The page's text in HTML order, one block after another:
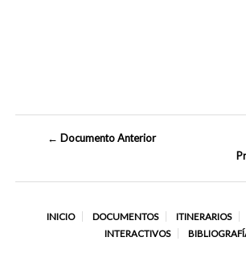
← Documento Anterior
INICIO DOCUMENTOS ITINERARIOS
INTERACTIVOS